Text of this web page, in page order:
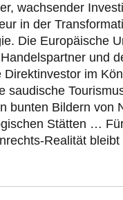
wachsender
in der
Die Europäische
und
Direktinvestor im
saudische
bunten Bildern von
Stätten …
Realität